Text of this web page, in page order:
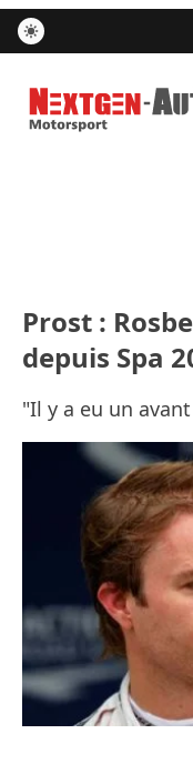
Nextgen-Auto.com
Prost :
depuis Spa
"Il y a eu un